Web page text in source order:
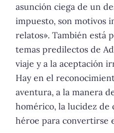
asunción ciega de un
impuesto, son motivos
relatos». También está
temas predilectos de
viaje y a la aceptación
Hay en el
aventura, a la manera
homérico, la lucidez de
héroe para convertirse